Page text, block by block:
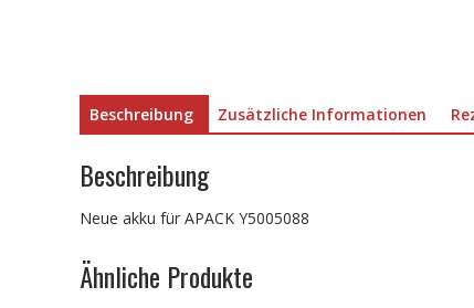
Beschreibung Zusätzliche Informationen
Beschreibung
Neue akku für APACK Y5005088
Ähnliche Produkte